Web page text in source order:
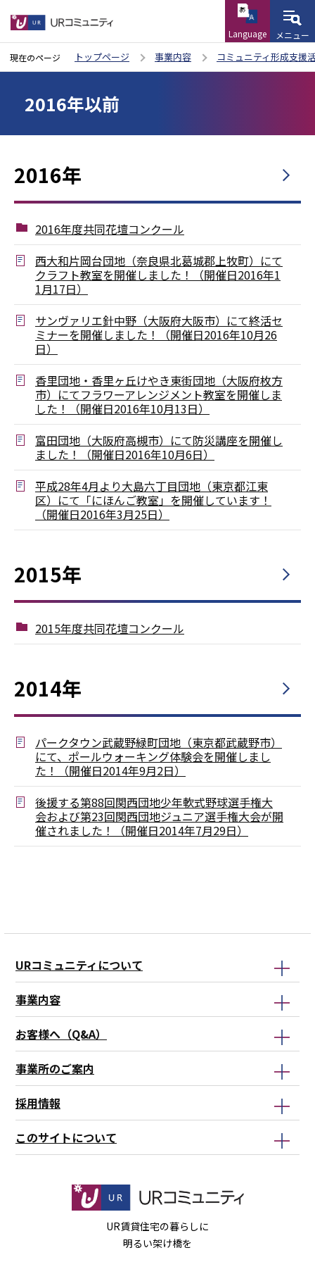
こ
の
ジ
Language
メニュー
現在のページ
トップページ 事業内容 コミュニティ形成支援
こ
2016年以前
2016年
2016年度共同花壇コンクール
西大和片岡台団地（奈良県北葛城郡上牧町）にて
クラフト教室を開催しました！（開催日2016年1
1月17日）
サンヴァリエ針中野（大阪府大阪市）にて終活セ
ミナーを開催しました！（開催日2016年10月26
日）
香里団地・香里ヶ丘けやき東街団地（大阪府枚方
市）にてフラワーアレンジメント教室を開催しま
した！（開催日2016年10月13日）
富田団地（大阪府高槻市）にて防災講座を開催し
ました！（開催日2016年10月6日）
平成28年4月より大島六丁目団地（東京都江東
区）にて「にほんご教室」を開催しています！
（開催日2016年3月25日）
2015年
2015年度共同花壇コンクール
2014年
パークタウン武蔵野緑町団地（東京都武蔵野市）
にて、ポールウォーキング体験会を開催しまし
た！（開催日2014年9月2日）
後援する第88回関西団地少年軟式野球選手権大
会および第23回関西団地ジュニア選手権大会が開
催されました！（開催日2014年7月29日）
URコミュニティについて
事業内容
お客様へ（Q&A）
事業所のご案内
採用情報
このサイトについて
UR賃貸住宅の暮らしに
明るい架け橋を